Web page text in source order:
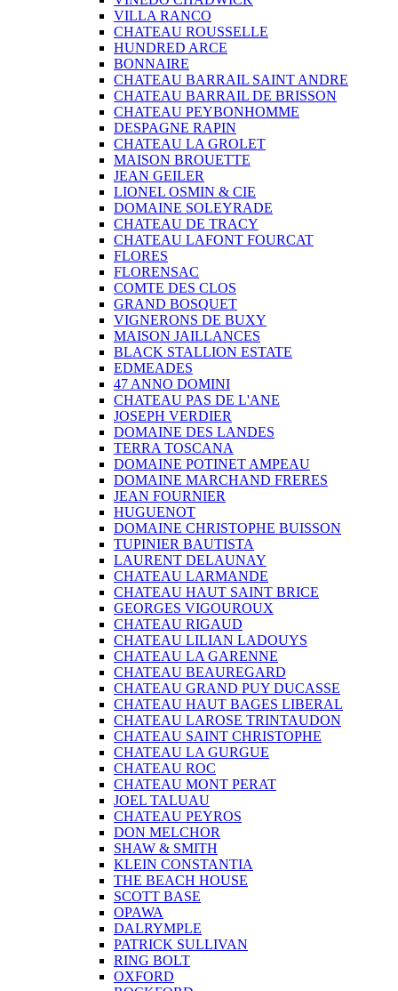
VILLA RANCO
CHATEAU ROUSSELLE
HUNDRED ARCE
BONNAIRE
CHATEAU BARRAIL SAINT ANDRE
CHATEAU BARRAIL DE BRISSON
CHATEAU PEYBONHOMME
DESPAGNE RAPIN
CHATEAU LA GROLET
MAISON BROUETTE
JEAN GEILER
LIONEL OSMIN & CIE
DOMAINE SOLEYRADE
CHATEAU DE TRACY
CHATEAU LAFONT FOURCAT
FLORES
FLORENSAC
COMTE DES CLOS
GRAND BOSQUET
VIGNERONS DE BUXY
MAISON JAILLANCES
BLACK STALLION ESTATE
EDMEADES
47 ANNO DOMINI
CHATEAU PAS DE L'ANE
JOSEPH VERDIER
DOMAINE DES LANDES
TERRA TOSCANA
DOMAINE POTINET AMPEAU
DOMAINE MARCHAND FRERES
JEAN FOURNIER
HUGUENOT
DOMAINE CHRISTOPHE BUISSON
TUPINIER BAUTISTA
LAURENT DELAUNAY
CHATEAU LARMANDE
CHATEAU HAUT SAINT BRICE
GEORGES VIGOUROUX
CHATEAU RIGAUD
CHATEAU LILIAN LADOUYS
CHATEAU LA GARENNE
CHATEAU BEAUREGARD
CHATEAU GRAND PUY DUCASSE
CHATEAU HAUT BAGES LIBERAL
CHATEAU LAROSE TRINTAUDON
CHATEAU SAINT CHRISTOPHE
CHATEAU LA GURGUE
CHATEAU ROC
CHATEAU MONT PERAT
JOEL TALUAU
CHATEAU PEYROS
DON MELCHOR
SHAW & SMITH
KLEIN CONSTANTIA
THE BEACH HOUSE
SCOTT BASE
OPAWA
DALRYMPLE
PATRICK SULLIVAN
RING BOLT
OXFORD